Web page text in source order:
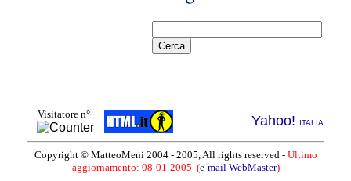
Visitatore n° Yahoo! ITALIA
Copyright © MatteoMeni 2004 - 2005, All rights reserved - Ultimo
aggiornamento: 08-01-2005 (e-mail WebMaster)